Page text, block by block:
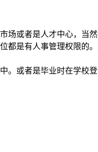
或者是人才中心，当然
都是有人事管理权限的
。或者是毕业时在学校